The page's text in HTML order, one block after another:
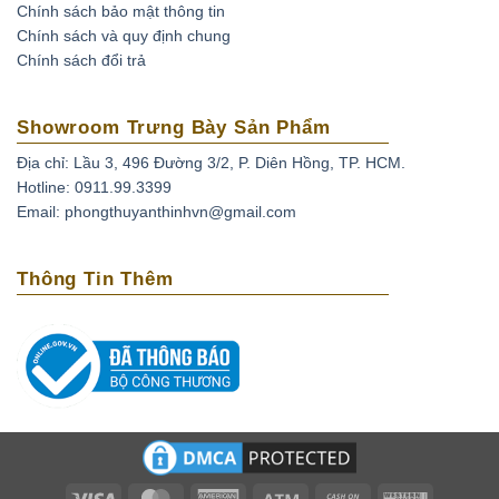
nung chung với thủy tinh và kim loại tạo màu để thủy
tinh len vào các khe nứt giúp tăng độ bóng và màu sắc
đạt chất lượng được xử lý màu sắc bằng phương pháp
nhuộm.
Ruby nhân tạo:Ruby được tạo ra từ phòng thí nghiệm,
Ruby giả: là loại được chế tác từ nhựa, thủy tinh và các
loại đá tổng hợp không có giá trị.
Chính sách bảo mật thông tin
Chính sách và quy định chung
Chính sách đổi trả
Showroom Trưng Bày Sản Phẩm
Địa chỉ: Lầu 3, 496 Đường 3/2, P. Diên Hồng, TP. HCM.
Hotline: 0911.99.3399
Email: phongthuyanthinhvn@gmail.com
Thông Tin Thêm